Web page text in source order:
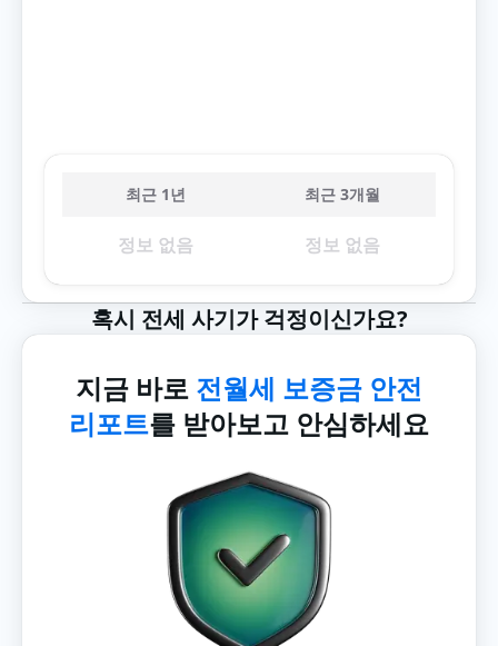
최근 1년 최근 3개월
정보 없음 정보 없음
혹시 전세 사기가 걱정이신가요?
지금 바로 전월세 보증금 안전
리포트를 받아보고 안심하세요